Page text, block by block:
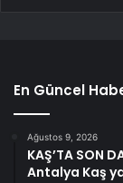
En Güncel
Ağustos 9, 2026
KAŞ’TA SON
Antalya Kaş